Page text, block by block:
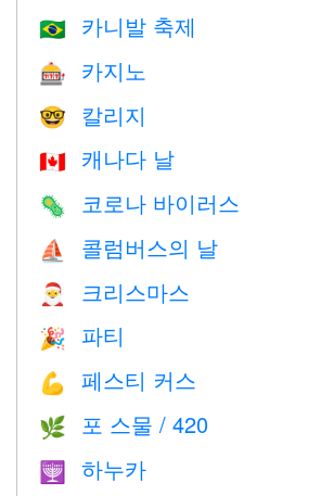
🇧🇷 카니발 축제
🎰 카지노
🤓 칼리지
🇨🇦 캐나다 날
🦠 코로나 바이러스
⛵️ 콜럼버스의 날
🎅 크리스마스
🎉 파티
💪 페스티 커스
🌿 포 스물 / 420
🕎 하누카